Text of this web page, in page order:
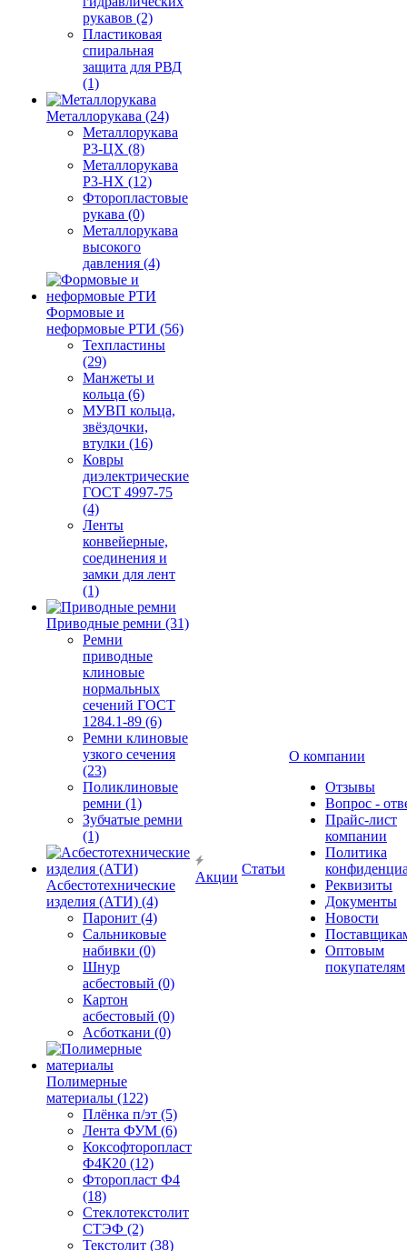
рукавов (2)
Пластиковая
спиральная
защита для РВД
(1)
Металлорукава (24)
Металлорукава
Р3-ЦХ (8)
Металлорукава
Р3-НХ (12)
Фторопластовые
рукава (0)
Металлорукава
высокого
давления (4)
Формовые и
неформовые РТИ (56)
Техпластины
(29)
Манжеты и
кольца (6)
МУВП кольца,
звёздочки,
втулки (16)
Ковры
диэлектрические
ГОСТ 4997-75
(4)
Ленты
конвейерные,
соединения и
замки для лент
(1)
Приводные ремни (31)
Ремни
приводные
клиновые
нормальных
сечений ГОСТ
1284.1-89 (6)
Ремни клиновые
узкого сечения
(23)
Поликлиновые
ремни (1)
Зубчатые ремни
(1)
Асбестотехнические
изделия (АТИ) (4)
Паронит (4)
Сальниковые
набивки (0)
Шнур
асбестовый (0)
Картон
асбестовый (0)
Асботкани (0)
Полимерные
материалы (122)
Плёнка п/эт (5)
Лента ФУМ (6)
Коксофторопласт
Ф4К20 (12)
Фторопласт Ф4
(18)
Стеклотекстолит
СТЭФ (2)
Текстолит (38)
Акции
Статьи
О компании
Отзывы
Вопрос -
Прайс-лист
компании
Политика
Реквизиты
Документы
Новости
Оптовым
покупателям